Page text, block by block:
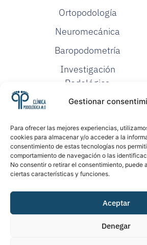
Gestionar
Para ofrecer las mejores experiencias,
cookies para almacenar y/o acceder a la
consentimiento de estas tecnologías nos
comportamiento de navegación o las
No consentir o retirar el consentimiento, puede
ciertas características y funciones.
Aceptar
Denegar
Ortopodología
Neuromecánica
Baropodometría
Investigación
Podológica
Proloterapia
©2026. Todos los
derechos reservados